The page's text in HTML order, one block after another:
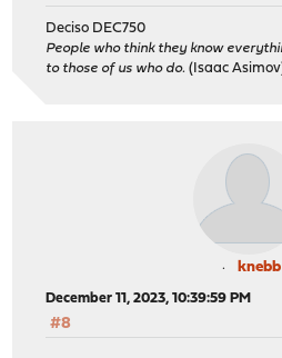
Deciso DEC750
People who think they know
to those of us who do. (Isaac
knebb
December 11, 2023, 10:39:59 PM
#8